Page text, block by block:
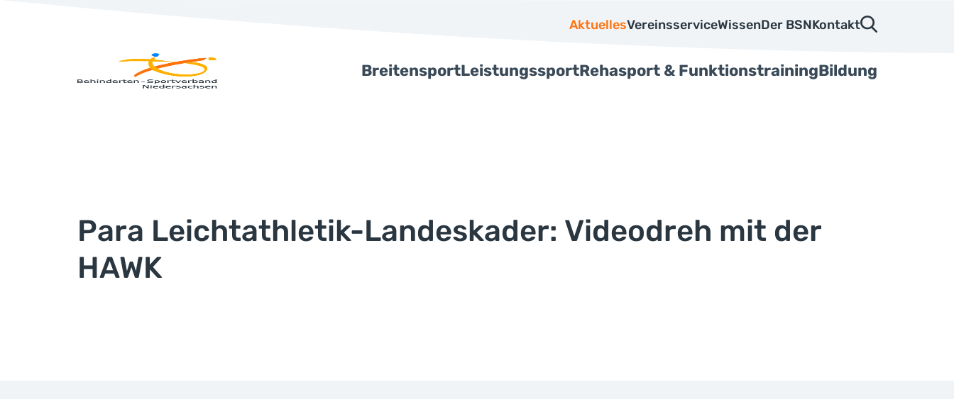
AktuellesVereinsserviceWissenDer BSNKontakt
BreitensportLeistungssportRehasport & FunktionstrainingBildung
Para Leichtathletik-Landeskader: Videodreh mit der
HAWK